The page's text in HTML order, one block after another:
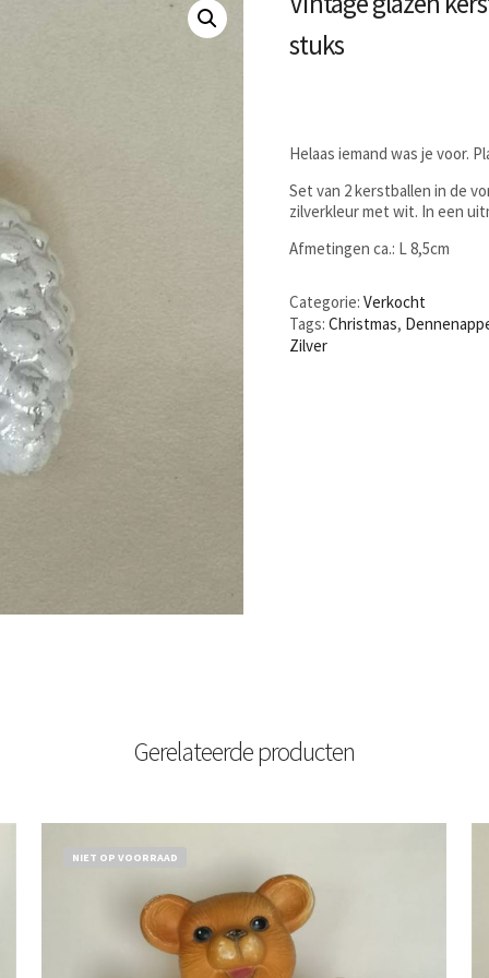
stuks
Helaas iemand was je voor.
Set van 2 kerstballen in de
zilverkleur met wit. In een
Afmetingen ca.: L 8,5cm
Categorie:Verkocht
Tags:Christmas,
Zilver
Gerelateerde producten
NIET OP VOORRAAD